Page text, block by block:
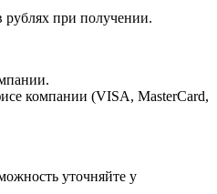
рублях при получении.
компании (VISA, MasterCard,
уточняйте у